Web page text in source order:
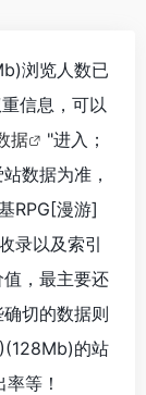
浏览人数已
信息，可以
据
"进入；
数据为准，
RPG[漫游]
录以及索引
，最主要还
切的数据则
的站
等！